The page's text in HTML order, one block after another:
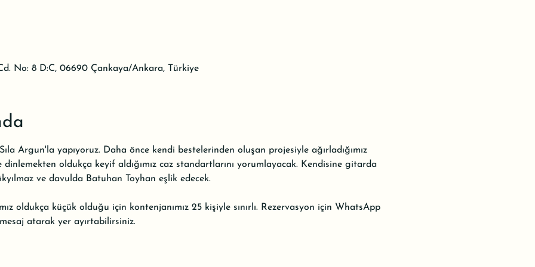
No: 8 D:C, 06690 Çankaya/Ankara, Türkiye
Argun'la yapıyoruz. Daha önce kendi bestelerinden oluşan projesiyle ağırladığımız
oldukça keyif aldığımız caz standartlarını yorumlayacak. Kendisine gitarda
ve davulda Batuhan Toyhan eşlik edecek.
oldukça küçük olduğu için kontenjanımız 25 kişiyle sınırlı. Rezervasyon için WhatsApp
atarak yer ayırtabilirsiniz.